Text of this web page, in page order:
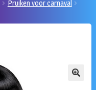
Pruiken voor carnaval